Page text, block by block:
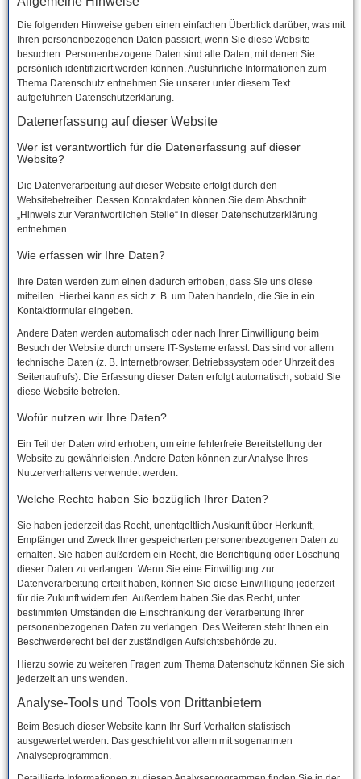
Die folgenden Hinweise geben einen einfachen Überblick darüber, was mit
Ihren personenbezogenen Daten passiert, wenn Sie diese Website
besuchen. Personenbezogene Daten sind alle Daten, mit denen Sie
persönlich identifiziert werden können. Ausführliche Informationen zum
Thema Datenschutz entnehmen Sie unserer unter diesem Text
aufgeführten Datenschutzerklärung.
Datenerfassung auf dieser Website
Wer ist verantwortlich für die Datenerfassung auf dieser
Website?
Die Datenverarbeitung auf dieser Website erfolgt durch den
Websitebetreiber. Dessen Kontaktdaten können Sie dem Abschnitt
„Hinweis zur Verantwortlichen Stelle“ in dieser Datenschutzerklärung
entnehmen.
Wie erfassen wir Ihre Daten?
Ihre Daten werden zum einen dadurch erhoben, dass Sie uns diese
mitteilen. Hierbei kann es sich z. B. um Daten handeln, die Sie in ein
Kontaktformular eingeben.
Andere Daten werden automatisch oder nach Ihrer Einwilligung beim
Besuch der Website durch unsere IT-Systeme erfasst. Das sind vor allem
technische Daten (z. B. Internetbrowser, Betriebssystem oder Uhrzeit des
Seitenaufrufs). Die Erfassung dieser Daten erfolgt automatisch, sobald Sie
diese Website betreten.
Wofür nutzen wir Ihre Daten?
Ein Teil der Daten wird erhoben, um eine fehlerfreie Bereitstellung der
Website zu gewährleisten. Andere Daten können zur Analyse Ihres
Nutzerverhaltens verwendet werden.
Welche Rechte haben Sie bezüglich Ihrer Daten?
Sie haben jederzeit das Recht, unentgeltlich Auskunft über Herkunft,
Empfänger und Zweck Ihrer gespeicherten personenbezogenen Daten zu
erhalten. Sie haben außerdem ein Recht, die Berichtigung oder Löschung
dieser Daten zu verlangen. Wenn Sie eine Einwilligung zur
Datenverarbeitung erteilt haben, können Sie diese Einwilligung jederzeit
für die Zukunft widerrufen. Außerdem haben Sie das Recht, unter
bestimmten Umständen die Einschränkung der Verarbeitung Ihrer
personenbezogenen Daten zu verlangen. Des Weiteren steht Ihnen ein
Beschwerderecht bei der zuständigen Aufsichtsbehörde zu.
Hierzu sowie zu weiteren Fragen zum Thema Datenschutz können Sie sich
jederzeit an uns wenden.
Analyse-Tools und Tools von Dritt­anbietern
Beim Besuch dieser Website kann Ihr Surf-Verhalten statistisch
ausgewertet werden. Das geschieht vor allem mit sogenannten
Analyseprogrammen.